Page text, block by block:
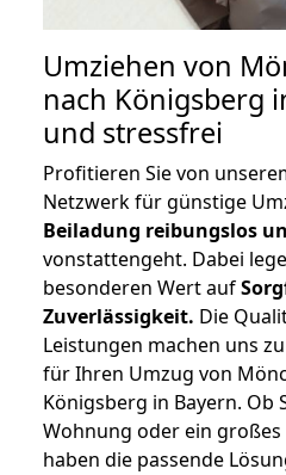
Umziehen von
nach Königsberg
und stressfrei
Profitieren Sie von
Netzwerk für günstige
Beiladung reibungslos
vonstattengeht. Dabei
besonderen Wert auf
Zuverlässigkeit. Die
Leistungen machen uns
für Ihren Umzug von
Königsberg in Bayern. Ob
Wohnung oder ein
haben die passende